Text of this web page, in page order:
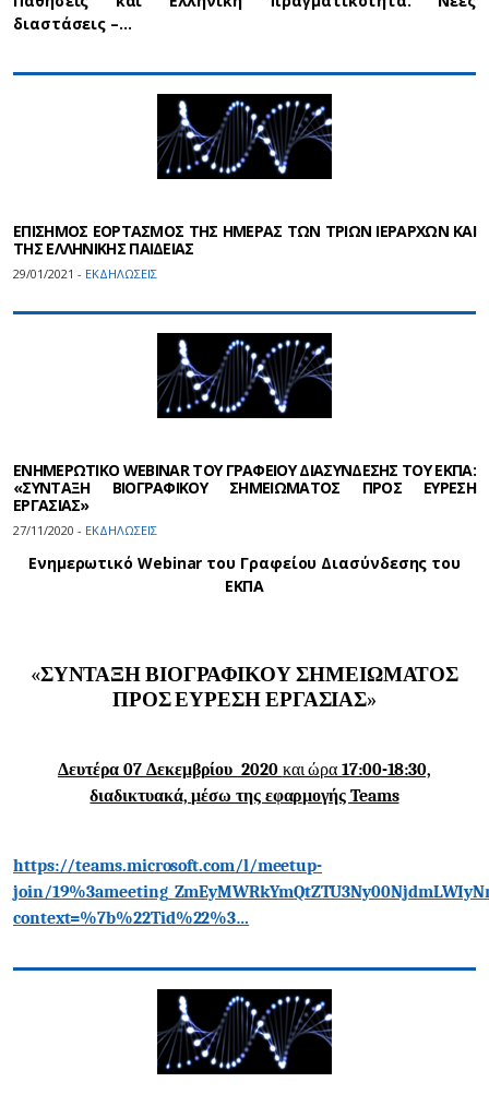
διαστάσεις –…
ΕΠΙΣΗΜΟΣ ΕΟΡΤΑΣΜΟΣ ΤΗΣ ΗΜΕΡΑΣ ΤΩΝ ΤΡΙΩΝ ΙΕΡΑΡΧΩΝ ΚΑΙ
ΤΗΣ ΕΛΛΗΝΙΚΗΣ ΠΑΙΔΕΙΑΣ
29/01/2021 - ΕΚΔΗΛΩΣΕΙΣ
ΕΝΗΜΕΡΩΤΙΚΟ WEBINAR ΤΟΥ ΓΡΑΦΕΙΟΥ ΔΙΑΣΥΝΔΕΣΗΣ ΤΟΥ ΕΚΠΑ:
«ΣΥΝΤΑΞΗ ΒΙΟΓΡΑΦΙΚΟΥ ΣΗΜΕΙΩΜΑΤΟΣ ΠΡΟΣ ΕΥΡΕΣΗ
ΕΡΓΑΣΙΑΣ»
27/11/2020 - ΕΚΔΗΛΩΣΕΙΣ
Ενημερωτικό Webinar του Γραφείου Διασύνδεσης του
ΕΚΠΑ
«ΣΥΝΤΑΞΗ ΒΙΟΓΡΑΦΙΚΟΥ ΣΗΜΕΙΩΜΑΤΟΣ
ΠΡΟΣ ΕΥΡΕΣΗ ΕΡΓΑΣΙΑΣ»
Δευτέρα 07 Δεκεμβρίου 2020 και ώρα17:00-18:30,
διαδικτυακά, μέσω της εφαρμογής Teams
https://teams.microsoft.com/l/meetup-
join/
context=%7b%22Tid%22%3…